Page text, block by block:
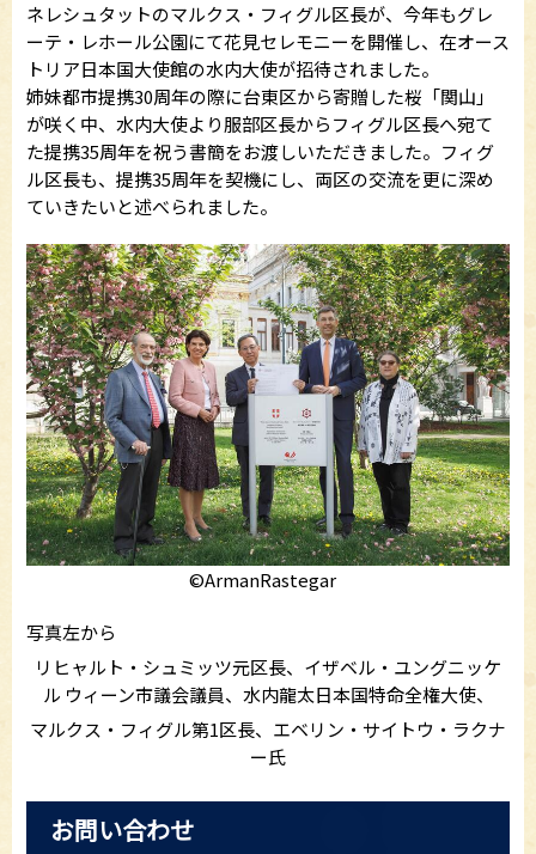
ネレシュタットのマルクス・フィグル区長が、今年もグレ
ーテ・レホール公園にて花見セレモニーを開催し、在オース
トリア日本国大使館の水内大使が招待されました。
姉妹都市提携30周年の際に台東区から寄贈した桜「関山」
が咲く中、水内大使より服部区長からフィグル区長へ宛て
た提携35周年を祝う書簡をお渡しいただきました。フィグ
ル区長も、提携35周年を契機にし、両区の交流を更に深め
ていきたいと述べられました。
©ArmanRastegar
写真左から
リヒャルト・シュミッツ元区長、イザベル・ユングニッケ
ル ウィーン市議会議員、水内龍太日本国特命全権大使、
マルクス・フィグル第1区長、エベリン・サイトウ・ラクナ
ー氏
お問い合わせ